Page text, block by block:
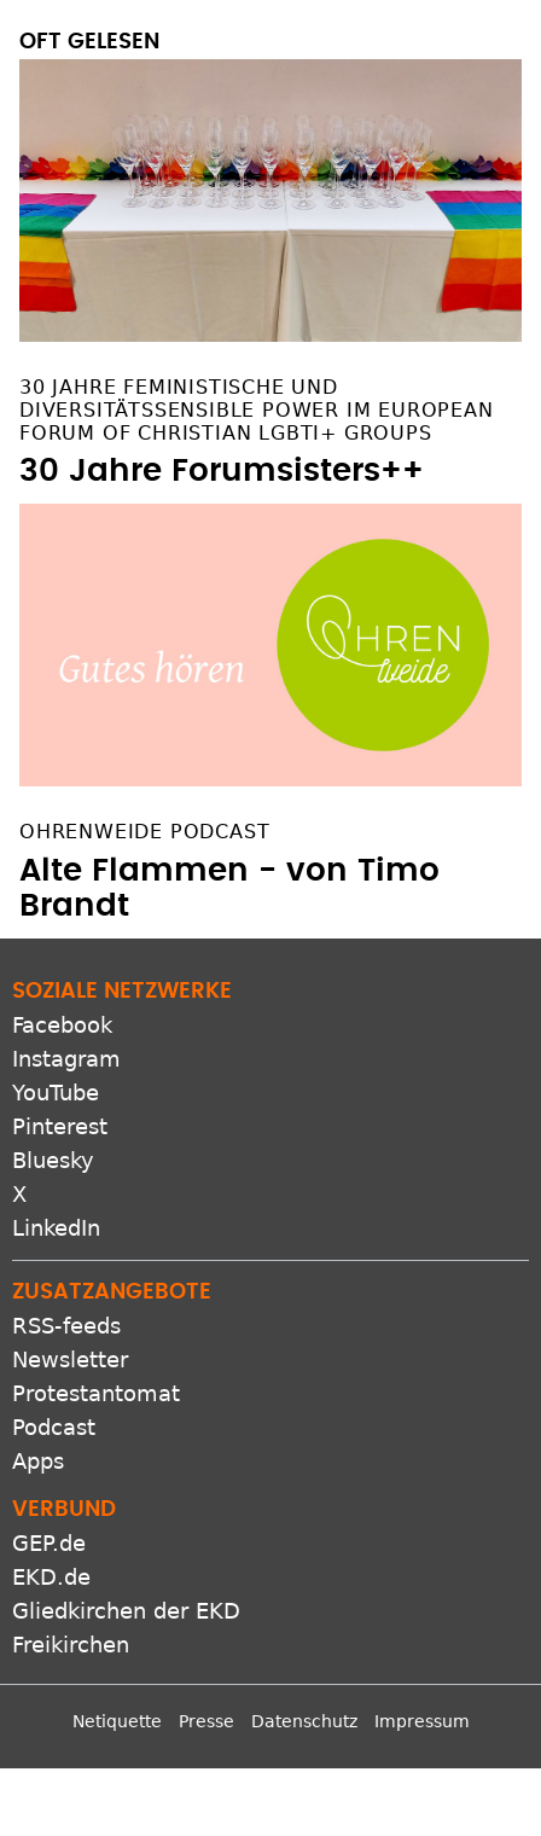
OFT GELESEN
30 JAHRE FEMINISTISCHE UND
DIVERSITÄTSSENSIBLE POWER IM EUROPEAN
FORUM OF CHRISTIAN LGBTI+ GROUPS
30 Jahre Forumsisters++
OHRENWEIDE PODCAST
Alte Flammen - von Timo
Brandt
SOZIALE NETZWERKE
Facebook
Instagram
YouTube
Pinterest
Bluesky
X
LinkedIn
ZUSATZANGEBOTE
RSS-feeds
Newsletter
Protestantomat
Podcast
Apps
VERBUND
GEP.de
EKD.de
Gliedkirchen der EKD
Freikirchen
Netiquette Presse Datenschutz Impressum